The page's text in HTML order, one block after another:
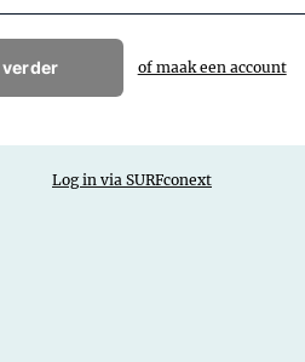
verder of maak een account
Log in via SURFconext